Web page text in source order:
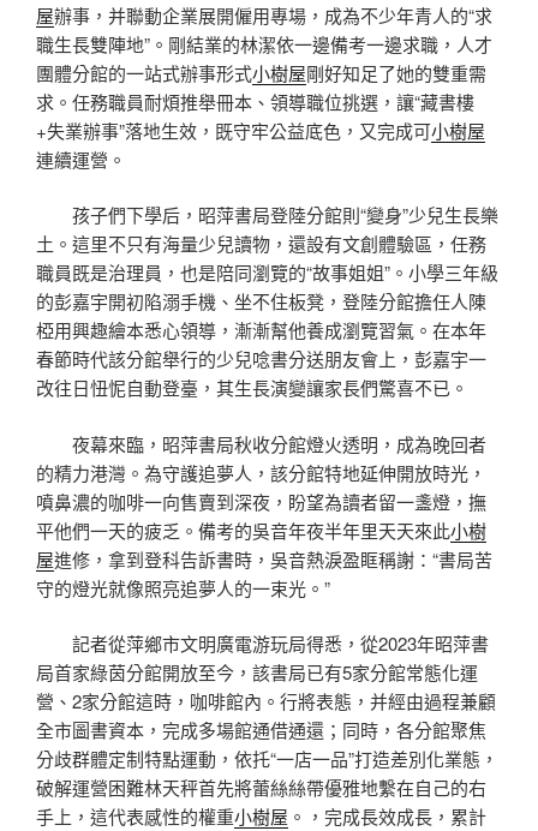
屋辦事，并聯動企業展開僱用專場，成為不少年青人的“求
職生長雙陣地”。剛結業的林潔依一邊備考一邊求職，人才
團體分館的一站式辦事形式小樹屋剛好知足了她的雙重需
求。任務職員耐煩推舉冊本、領導職位挑選，讓“藏書樓
+失業辦事”落地生效，既守牢公益底色，又完成可小樹屋
連續運營。
孩子們下學后，昭萍書局登陸分館則“變身”少兒生長樂
土。這里不只有海量少兒讀物，還設有文創體驗區，任務
職員既是治理員，也是陪同瀏覽的“故事姐姐”。小學三年級
的彭嘉宇開初陷溺手機、坐不住板凳，登陸分館擔任人陳
椏用興趣繪本悉心領導，漸漸幫他養成瀏覽習氣。在本年
春節時代該分館舉行的少兒唸書分送朋友會上，彭嘉宇一
改往日忸怩自動登臺，其生長演變讓家長們驚喜不已。
夜幕來臨，昭萍書局秋收分館燈火透明，成為晚回者
的精力港灣。為守護追夢人，該分館特地延伸開放時光，
噴鼻濃的咖啡一向售賣到深夜，盼望為讀者留一盞燈，撫
平他們一天的疲乏。備考的吳音年夜半年里天天來此小樹
屋進修，拿到登科告訴書時，吳音熱淚盈眶稱謝：“書局苦
守的燈光就像照亮追夢人的一束光。”
記者從萍鄉市文明廣電游玩局得悉，從2023年昭萍書
局首家綠茵分館開放至今，該書局已有5家分館常態化運
營、2家分館這時，咖啡館內。行將表態，并經由過程兼顧
全市圖書資本，完成多場館通借通還；同時，各分館聚焦
分歧群體定制特點運動，依托“一店一品”打造差別化業態，
破解運營困難林天秤首先將蕾絲絲帶優雅地繫在自己的右
手上，這代表感性的權重小樹屋 。，完成長效成長，累計